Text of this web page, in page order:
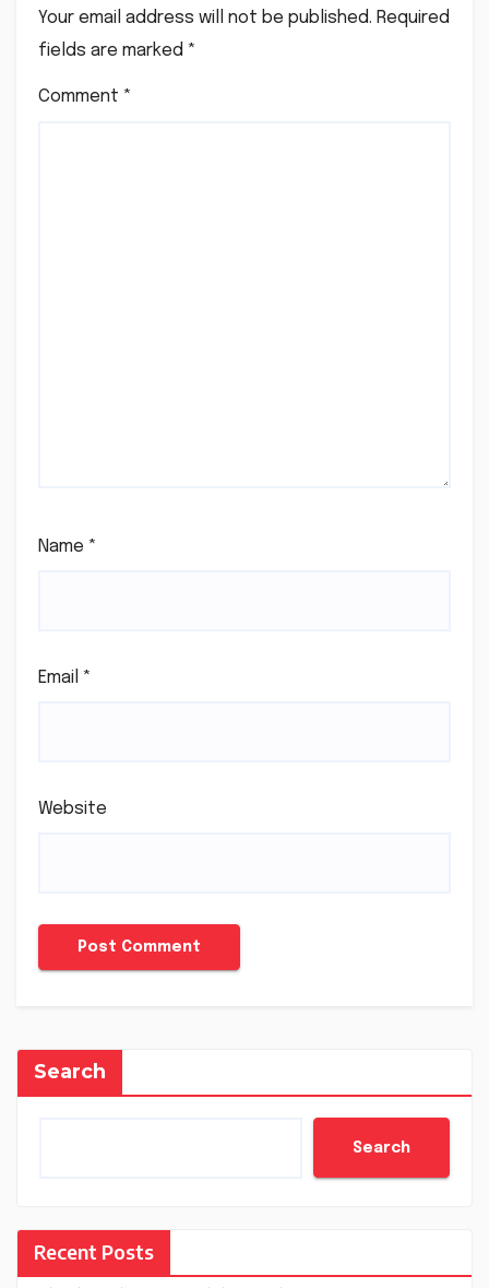
Your email address will not be published. Required
fields are marked *
Comment *
Name *
Email *
Website
Search
Search
Recent Posts